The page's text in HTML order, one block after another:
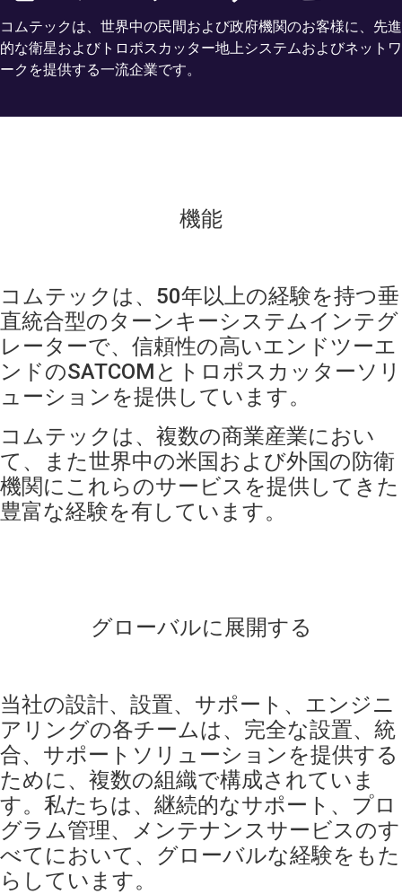
コムテックは、世界中の民間および政府機関のお客様に、先進
的な衛星およびトロポスカッター地上システムおよびネットワ
ークを提供する一流企業です。
機能
コムテックは、50年以上の経験を持つ垂
直統合型のターンキーシステムインテグ
レーターで、信頼性の高いエンドツーエ
ンドのSATCOMとトロポスカッターソリ
ューションを提供しています。
コムテックは、複数の商業産業におい
て、また世界中の米国および外国の防衛
機関にこれらのサービスを提供してきた
豊富な経験を有しています。
グローバルに展開する
当社の設計、設置、サポート、エンジニ
アリングの各チームは、完全な設置、統
合、サポートソリューションを提供する
ために、複数の組織で構成されていま
す。私たちは、継続的なサポート、プロ
グラム管理、メンテナンスサービスのす
べてにおいて、グローバルな経験をもた
らしています。